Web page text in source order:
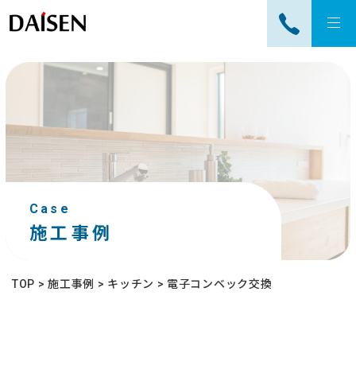
Case
施工事例
TOP >施工事例 > キッチン > 電子コンベック交換